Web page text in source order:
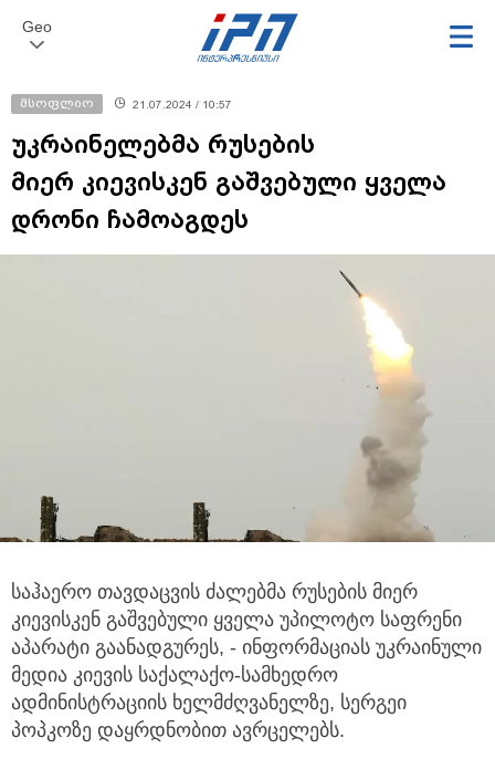
Geo
მსოფლიო 21.07.2024 / 10:57
უკრაინელებმა რუსების
მიერ კიევისკენ გაშვებული ყველა
დრონი ჩამოაგდეს
საჰაერო თავდაცვის ძალებმა რუსების მიერ
კიევისკენ გაშვებული ყველა უპილოტო საფრენი
აპარატი გაანადგურეს, - ინფორმაციას უკრაინული
მედია კიევის საქალაქო-სამხედრო
ადმინისტრაციის ხელმძღვანელზე, სერგეი
პოპკოზე დაყრდნობით ავრცელებს.